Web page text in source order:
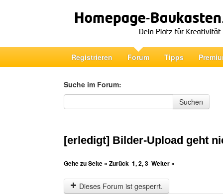
Registrieren Forum Tipps
Suche im Forum:
Suche im Forum
Suchen
[erledigt] Bilder-Upload geht
Gehe zu Seite « Zurück 1,2,3 Weiter »
Dieses Forum ist gesperrt.